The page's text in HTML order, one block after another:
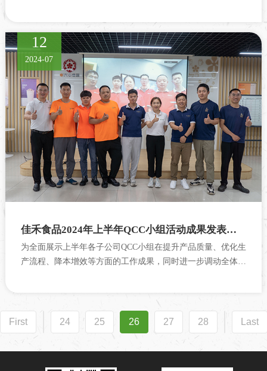
12
2024-07
佳禾食品2024年上半年QCC小组活动成果发表大会成功举办
为全面展示上半年各子公司QCC小组在提升产品质量、优化生
产流程、降本增效等方面的工作成果，同时进一步调动全体员
First 24 25 26 27 28 Last